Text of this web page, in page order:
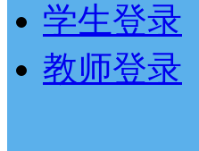
学生登录
教师登录